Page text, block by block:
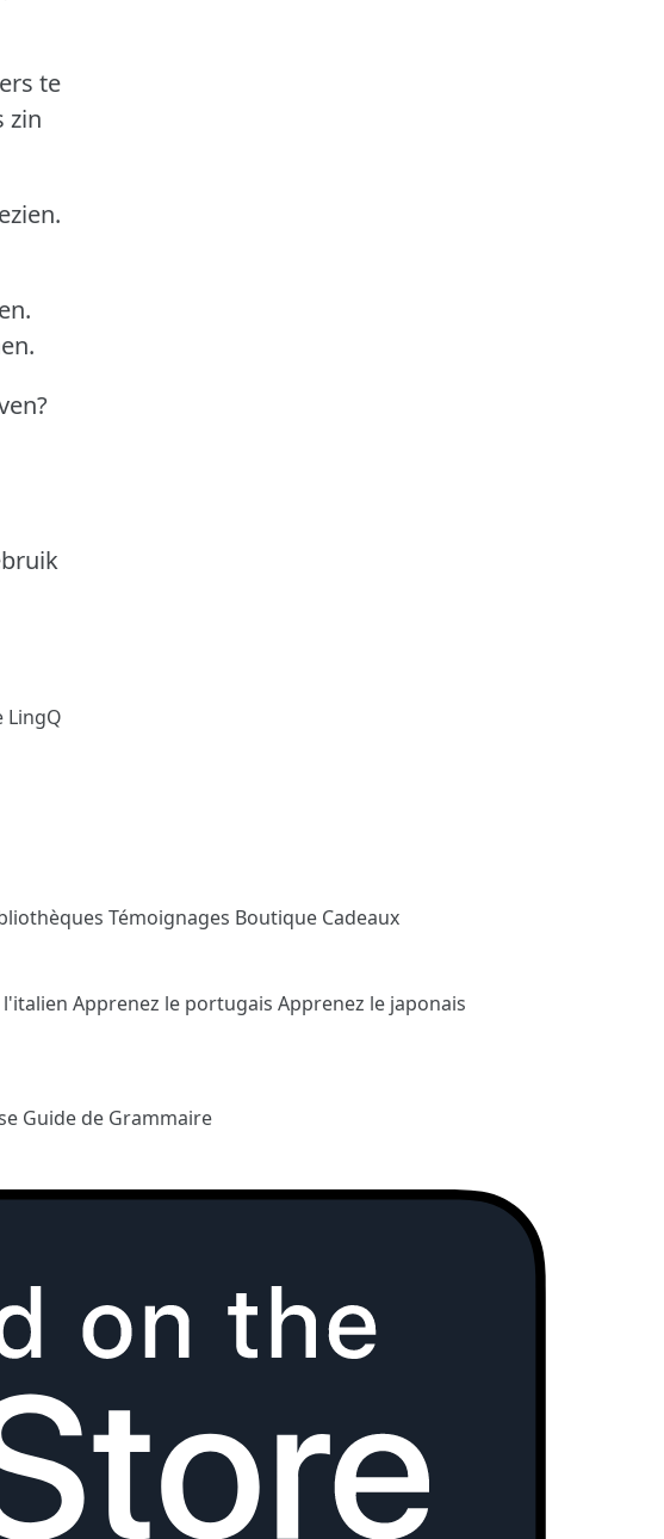
te
zin
LingQ
Témoignages Boutique Cadeaux
Apprenez le portugais Apprenez le japonais
Guide de Grammaire